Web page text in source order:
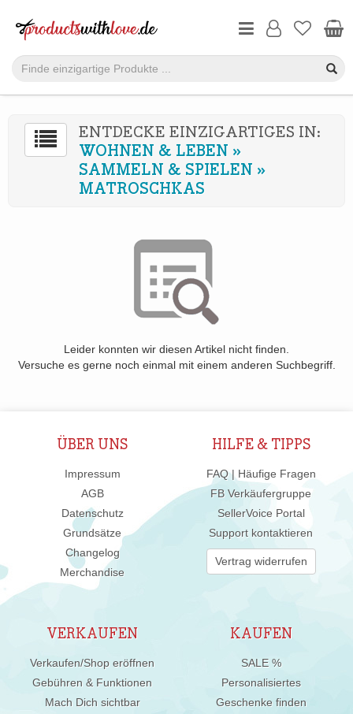
ENTDECKE EINZIGARTIGES IN:
WOHNEN & LEBEN »
SAMMELN & SPIELEN »
MATROSCHKAS
Leider konnten wir diesen Artikel nicht finden.
Versuche es gerne noch einmal mit einem anderen Suchbegriff.
ÜBER UNS
Impressum
AGB
Datenschutz
Grundsätze
Changelog
Merchandise
HILFE & TIPPS
FAQ | Häufige Fragen
FB Verkäufergruppe
SellerVoice Portal
Support kontaktieren
Vertrag widerrufen
VERKAUFEN
Verkaufen/Shop eröffnen
Gebühren & Funktionen
Mach Dich sichtbar
KAUFEN
SALE %
Personalisiertes
Geschenke finden